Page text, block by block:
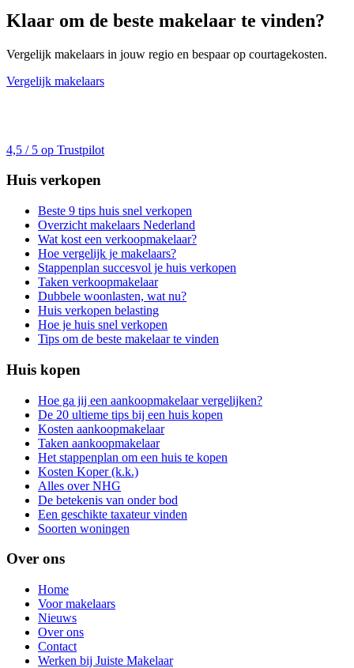
Klaar om de beste makelaar te vinden?
Vergelijk makelaars in jouw regio en bespaar op courtagekosten.
Vergelijk makelaars
4,5 / 5 op Trustpilot
Huis verkopen
Beste 9 tips huis snel verkopen
Overzicht makelaars Nederland
Wat kost een verkoopmakelaar?
Hoe vergelijk je makelaars?
Stappenplan succesvol je huis verkopen
Taken verkoopmakelaar
Dubbele woonlasten, wat nu?
Huis verkopen belasting
Hoe je huis snel verkopen
Tips om de beste makelaar te vinden
Huis kopen
Hoe ga jij een aankoopmakelaar vergelijken?
De 20 ultieme tips bij een huis kopen
Kosten aankoopmakelaar
Taken aankoopmakelaar
Het stappenplan om een huis te kopen
Kosten Koper (k.k.)
Alles over NHG
De betekenis van onder bod
Een geschikte taxateur vinden
Soorten woningen
Over ons
Home
Voor makelaars
Nieuws
Over ons
Contact
Werken bij Juiste Makelaar